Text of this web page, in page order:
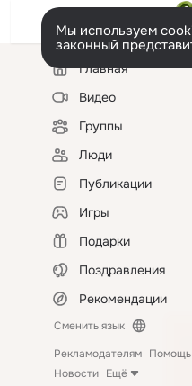
Мы используем
законный
Левая
колонкаГлавная
Видео
Группы
Люди
Публикации
Игры
Подарки
Поздравления
Рекомендации
Сменить язык
Рекламодателям Помощь
Новости Ещё